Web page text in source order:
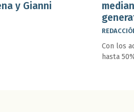
y Gianni
Con los
hasta